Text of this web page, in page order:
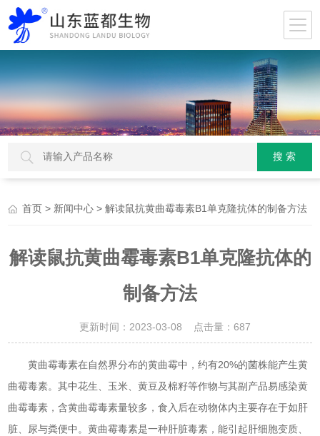
首页 > 新闻中心 > 解读鼠抗黄曲霉毒素B1单克隆抗体的制备方法
解读鼠抗黄曲霉毒素B1单克隆抗体的
制备方法
更新时间：2023-03-08 点击量： 687
黄曲霉毒素在自然界分布的黄曲霉中，约有20%的菌株能产生黄
曲霉毒素。其中花生、玉米、黄豆及棉籽等作物与其副产品易感染黄
曲霉毒素，含黄曲霉毒素量较多，食入后在动物体内主要存在于如肝
脏、尿与粪便中。黄曲霉毒素是一种肝脏毒素，能引起肝细胞变质、